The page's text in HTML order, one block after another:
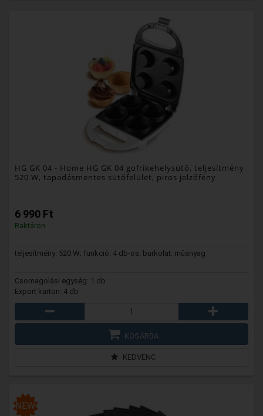
HG GK 04 - Home HG GK 04 gofrikehelysütő, teljesítmény
520 W, tapadásmentes sütőfelület, piros jelzőfény
6 990 Ft
Raktáron
teljesítmény: 520 W; funkció: 4 db-os; burkolat: műanyag
Csomagolási egység: 1 db
Export karton: 4 db
KOSÁRBA
KEDVENC
NEW